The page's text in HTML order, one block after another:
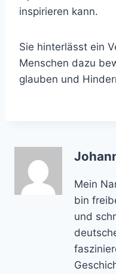
inspirieren kann.
Sie hinterlässt ein
Menschen dazu
glauben und
Mein
bin
und